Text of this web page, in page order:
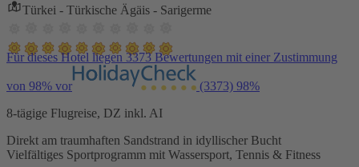
Türkei - Türkische Ägäis - Sarigerme
Für dieses Hotel liegen 3373 Bewertungen mit einer Zustimmung
von 98% vor (3373) 98%
8-tägige Flugreise, DZ inkl. AI
Direkt am traumhaften Sandstrand in idyllischer Bucht
Vielfältiges Sportprogramm mit Wassersport, Tennis & Fitness